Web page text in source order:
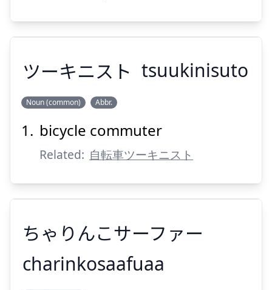
ツーキニスト
ツーキニスト tsuukinisuto
Noun (common) Abbr.
bicycle commuter
Related: 自転車ツーキニスト
ちゃりんこサーファー
charinkosaafuaa